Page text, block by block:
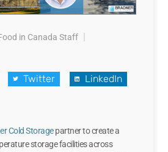
in Canada Staff
Twitter LinkedIn
Cold Storagepartner to create a
storage facilities across